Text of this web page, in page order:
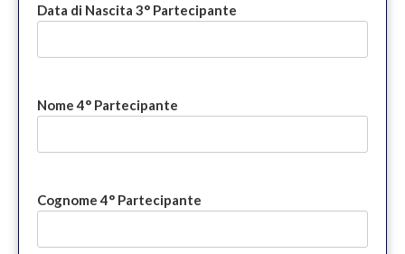
Data di Nascita 3° Partecipante
Nome 4° Partecipante
Cognome 4° Partecipante